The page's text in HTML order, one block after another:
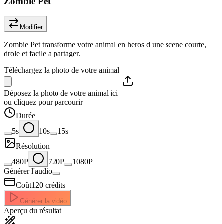
Modifier
Zombie Pet transforme votre animal en heros d une scene courte,
drole et facile a partager.
Téléchargez la photo de votre animal
Déposez la photo de votre animal ici
ou cliquez pour parcourir
Durée
5s
10s
15s
Résolution
480P
720P
1080P
Générer l'audio
Coût120 crédits
Générer la vidéo
Aperçu du résultat